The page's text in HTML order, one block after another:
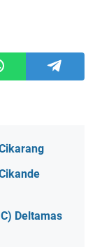
Deltamas